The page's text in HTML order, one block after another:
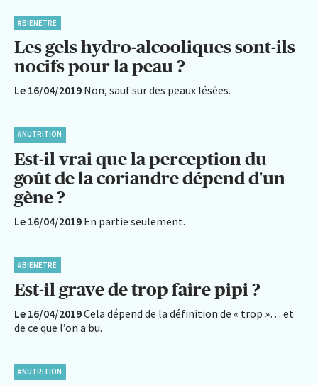
#BIENETRE
Les gels hydro-alcooliques sont-ils
nocifs pour la peau ?
Le 16/04/2019 Non, sauf sur des peaux lésées.
#NUTRITION
Est-il vrai que la perception du
goût de la coriandre dépend d'un
gène ?
Le 16/04/2019 En partie seulement.
#BIENETRE
Est-il grave de trop faire pipi ?
Le 16/04/2019Cela dépend de la définition de « trop »… et
de ce que l’on a bu.
#NUTRITION